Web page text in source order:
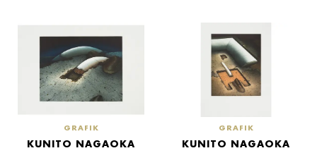
GRAFIK
KUNITO NAGAOKA
GRAFIK
KUNITO NAGAOKA